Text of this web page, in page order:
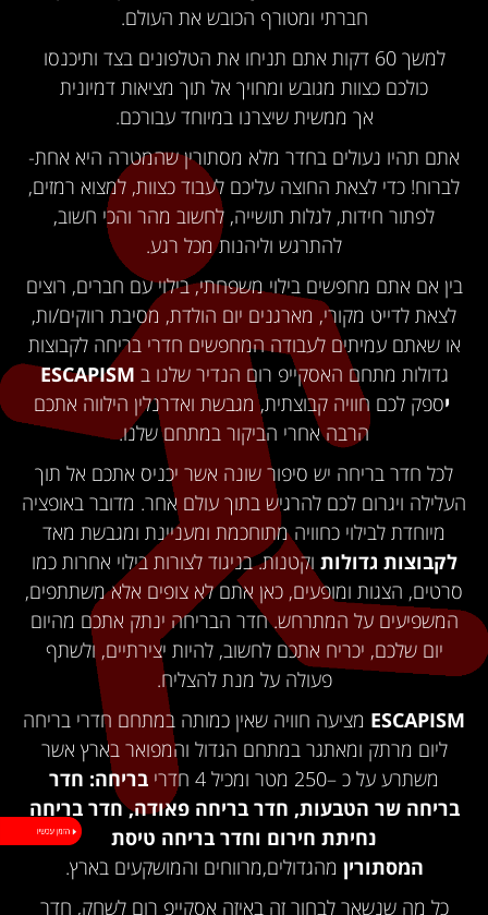
חברתי ומטורף הכובש את העולם.
למשך 60 דקות אתם תניחו את הטלפונים בצד ותיכנסו
כולכם כצוות מגובש ומחויך אל תוך מציאות דמיונית
אך ממשית שיצרנו במיוחד עבורכם.
אתם תהיו נעולים בחדר מלא מסתורין שהמטרה היא אחת-
לברוח! כדי לצאת החוצה עליכם לעבוד כצוות, למצוא רמזים,
לפתור חידות, לגלות תושייה, לחשוב מהר והכי חשוב,
להתרגש וליהנות מכל רגע.
בין אם אתם מחפשים בילוי משפחתי, בילוי עם חברים, רוצים
לצאת לדייט מקורי, מארגנים יום הולדת, מסיבת רווקים/ות,
או שאתם עמיתים לעבודה המחפשים חדרי בריחה לקבוצות
גדולות מתחם האסקייפ רום הנדיר שלנו ב ESCAPISM
יספק לכם חוויה קבוצתית, מגבשת ואדרנלין הילווה אתכם
הרבה אחרי הביקור במתחם שלנו.
לכל חדר בריחה יש סיפור שונה אשר יכניס אתכם אל תוך
העלילה ויגרום לכם להרגיש בתוך עולם אחר. מדובר באופציה
מיוחדת לבילוי כחוויה מתוחכמת ומעניינת ומגבשת מאד
לקבוצות גדולות וקטנות. בניגוד לצורות בילוי אחרות כמו
סרטים, הצגות ומופעים, כאן אתם לא צופים אלא משתתפים,
המשפיעים על המתרחש. חדר הבריחה ינתק אתכם מהיום
יום שלכם, יכריח אתכם לחשוב, להיות יצירתיים, ולשתף
פעולה על מנת להצליח.
ESCAPISM מציעה חוויה שאין כמותה במתחם חדרי בריחה
ליום מרתק ומאתגר במתחם הגדול והמפואר בארץ אשר
משתרע על כ –250 מטר ומכיל 4 חדרי
בריחה: חדר
בריחה שר הטבעות, חדר בריחה פאודה, חדר בריחה
נחיתת חירום וחדר בריחה טיסת
המסתורין מהגדולים,מרווחים והמושקעים בארץ.
כל מה שנשאר לבחור זה באיזה אסקייפ רום לשחק, חדר